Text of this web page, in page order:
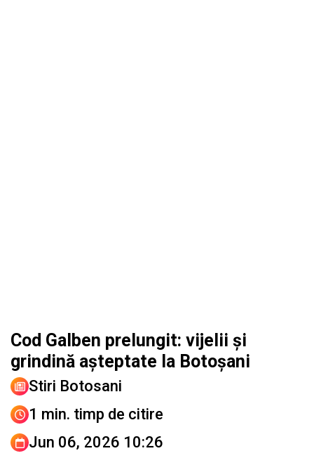
Cod Galben prelungit: vijelii și
grindină așteptate la Botoșani
Stiri Botosani
1 min. timp de citire
Jun 06, 2026 10:26